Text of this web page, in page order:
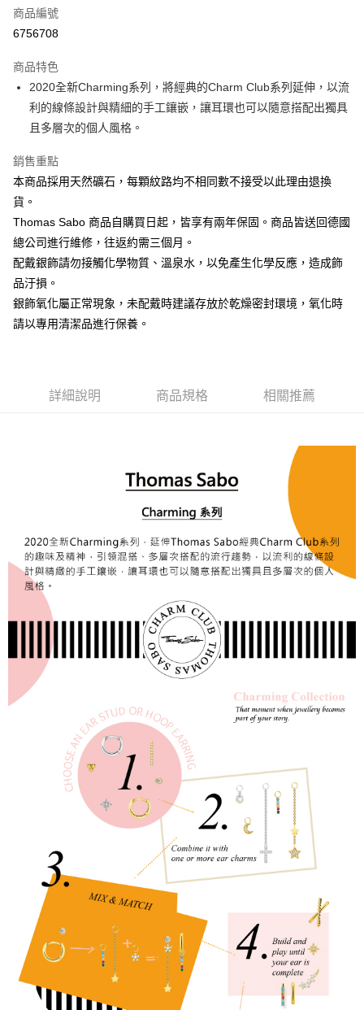
Apple Pay
ATM付款
運送方式
商品編號
6756708
商品特色
2020全新Charming系列，將經典的Charm Club系列延伸，以流
利的線條設計與精細的手工鑲嵌，讓耳環也可以隨意搭配出獨具
且多層次的個人風格。
銷售重點
本商品採用天然礦石，每顆紋路均不相同數不接受以此理由退換
貨。
Thomas Sabo 商品自購買日起，皆享有兩年保固。商品皆送回德國
總公司進行維修，往返約需三個月。
配戴銀飾請勿接觸化學物質、溫泉水，以免產生化學反應，造成飾
品汙損。
銀飾氧化屬正常現象，未配戴時建議存放於乾燥密封環境，氧化時
請以專用清潔品進行保養。
詳細說明 商品規格 相關推薦